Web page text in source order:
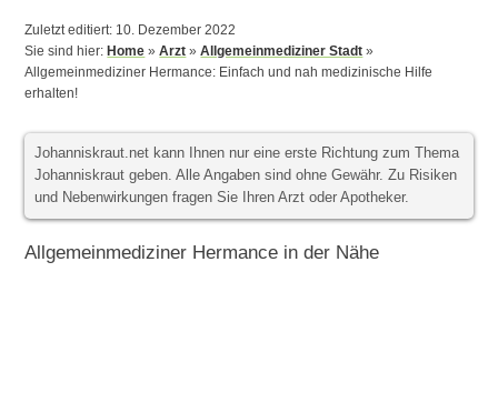
Zuletzt editiert: 10. Dezember 2022
Sie sind hier:Home »Arzt »Allgemeinmediziner Stadt »
Allgemeinmediziner Hermance: Einfach und nah medizinische Hilfe
erhalten!
Johanniskraut.net kann Ihnen nur eine erste Richtung zum Thema
Johanniskraut geben. Alle Angaben sind ohne Gewähr. Zu Risiken
und Nebenwirkungen fragen Sie Ihren Arzt oder Apotheker.
Allgemeinmediziner Hermance in der Nähe